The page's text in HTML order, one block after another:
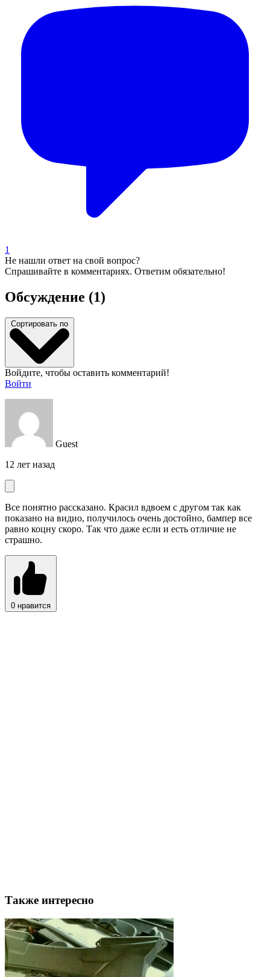
1
Не нашли ответ на свой вопрос?
Спрашивайте в комментариях. Ответим обязательно!
Обсуждение (1)
Сортировать по
Войдите, чтобы оставить комментарий!
Войти
Guest
12 лет назад
Все понятно рассказано. Красил вдвоем с другом так как
показано на видио, получилось очень достойно, бампер все
равно коцну скоро. Так что даже если и есть отличие не
страшно.
0 нравится
Также интересно